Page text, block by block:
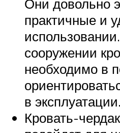
Они довольно
практичные и
сооружении
необходимо в
в эксплуатации.
Кровать-